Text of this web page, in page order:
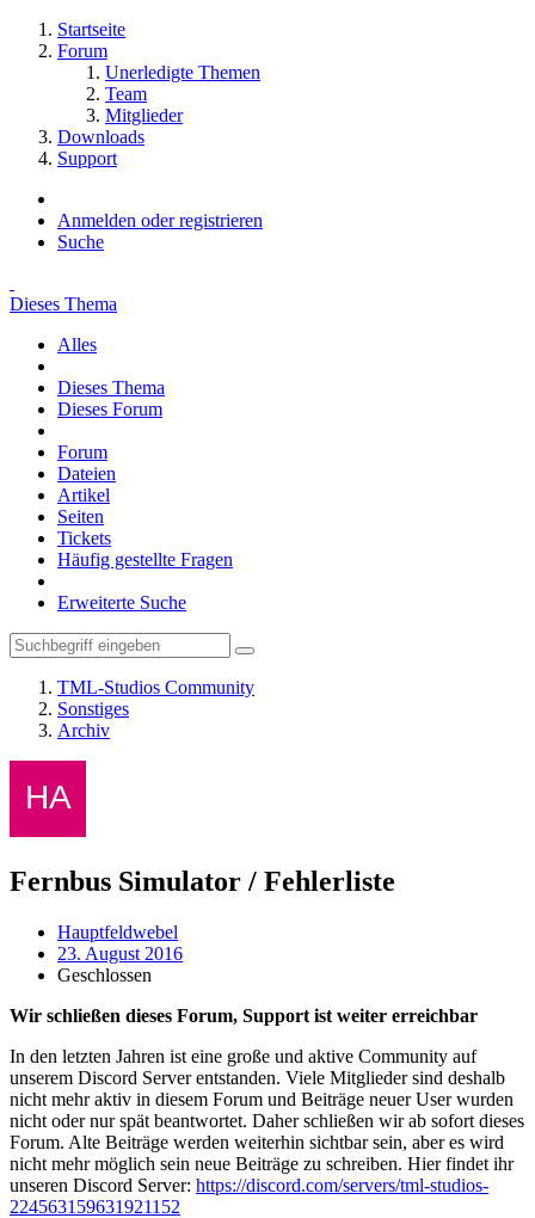
Startseite
Forum
Unerledigte Themen
Team
Mitglieder
Downloads
Support
Anmelden oder registrieren
Suche
Dieses Thema
Alles
Dieses Thema
Dieses Forum
Forum
Dateien
Artikel
Seiten
Tickets
Häufig gestellte Fragen
Erweiterte Suche
TML-Studios Community
Sonstiges
Archiv
Fernbus Simulator / Fehlerliste
Hauptfeldwebel
23. August 2016
Geschlossen
Wir schließen dieses Forum, Support ist weiter erreichbar
In den letzten Jahren ist eine große und aktive Community auf
unserem Discord Server entstanden. Viele Mitglieder sind deshalb
nicht mehr aktiv in diesem Forum und Beiträge neuer User wurden
nicht oder nur spät beantwortet. Daher schließen wir ab sofort dieses
Forum. Alte Beiträge werden weiterhin sichtbar sein, aber es wird
nicht mehr möglich sein neue Beiträge zu schreiben. Hier findet ihr
unseren Discord Server: https://discord.com/servers/tml-studios-
224563159631921152